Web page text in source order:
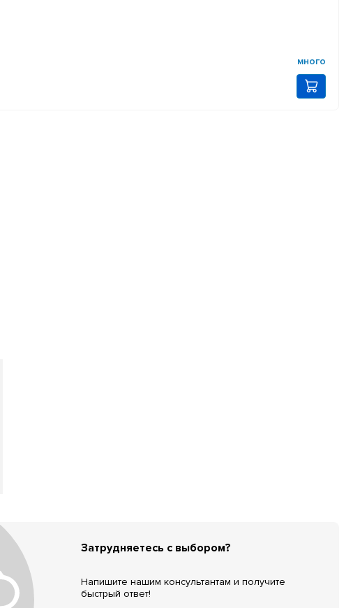
много
Затрудняетесь с выбором?
Напишите нашим консультантам и получите
быстрый ответ!